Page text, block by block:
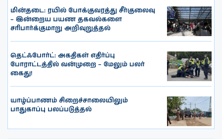
மின்தடை: ரயில் போக்குவரத்து சீர்குலைவு
– இன்றைய பயண தகவல்களை
சரிபார்க்குமாறு அறிவுறுத்தல்
தெட்ஃபோர்ட்: அகதிகள் எதிர்ப்பு
போராட்டத்தில் வன்முறை – மேலும் பலர்
கைது!
யாழ்ப்பாணம் சிறைச்சாலையிலும்
பாதுகாப்பு பலப்படுத்தல்